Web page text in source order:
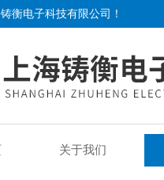
衡电子科技有限公司！
关于我们